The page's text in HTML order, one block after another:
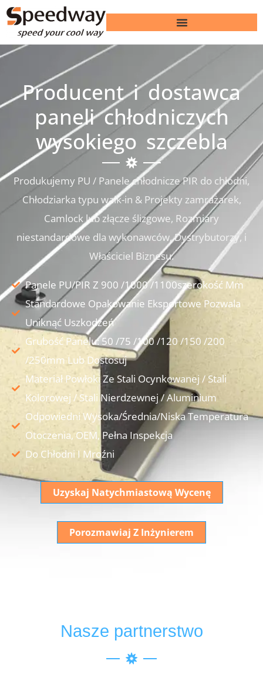
Producent i dostawca
paneli chłodniczych
wysokiego szczebla
Produkujemy PU / Panele chłodnicze PIR do chłodni,
Chłodziarka typu walk-in & Projekty zamrażarek,
Camlock lub złącze ślizgowe, Rozmiary
niestandardowe dla wykonawców, Dystrybutorzy, i
Właściciel Biznesu.
Panele PU/PIR Z 900 /1000 /1100szerokość Mm
Standardowe Opakowanie Eksportowe Pozwala
Uniknąć Uszkodzeń
Grubość Panelu: 50 /75 /100 /120 /150 /200
/250mm Lub Dostosuj
Materiał Powłoki Ze Stali Ocynkowanej / Stali
Kolorowej / Stali Nierdzewnej / Aluminium
Odpowiedni Wysoka/średnia/niska Temperatura
Otoczenia, OEM, Pełna Inspekcja
Do Chłodni I Mroźni
Uzyskaj Natychmiastową Wycenę
Porozmawiaj Z Inżynierem
Nasze partnerstwo